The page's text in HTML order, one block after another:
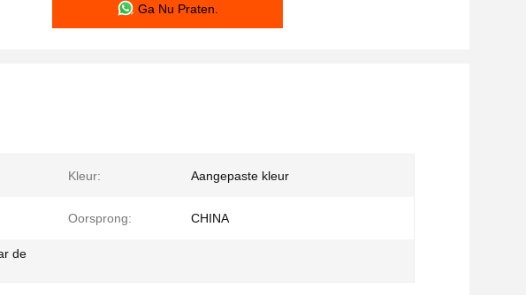
Ga Nu Praten.
Kleur: Aangepaste kleur
Oorsprong: CHINA
de